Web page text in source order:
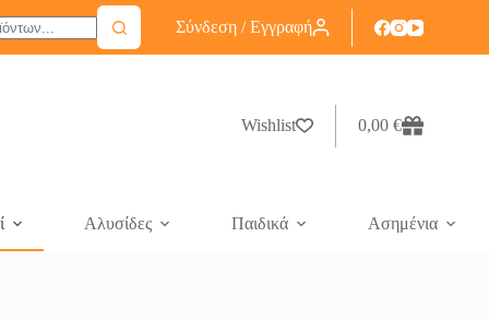
Σύνδεση / Εγγραφή
Wishlist 0,00 €
Αλυσίδες Παιδικά Ασημένια